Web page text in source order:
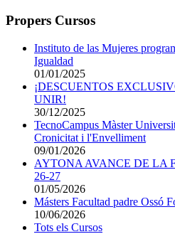
Propers Cursos
Instituto de las Mujeres
Igualdad
01/01/2025
¡DESCUENTOS
UNIR!
30/12/2025
TecnoCampus Màster
Cronicitat i l'Envelliment
09/01/2026
AYTONA AVANCE DE LA
26-27
01/05/2026
Másters Facultad padre Ossó
10/06/2026
Tots els Cursos